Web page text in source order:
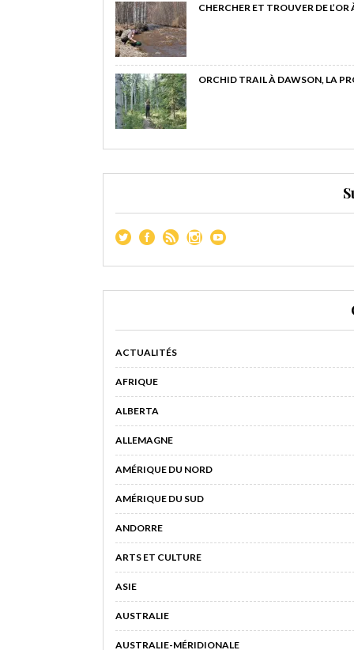
CHERCHER ET TROUVER DE
ORCHID TRAIL À DAWSON, LA
ACTUALITÉS
AFRIQUE
ALBERTA
ALLEMAGNE
AMÉRIQUE DU NORD
AMÉRIQUE DU SUD
ANDORRE
ARTS ET CULTURE
ASIE
AUSTRALIE
AUSTRALIE-MÉRIDIONALE